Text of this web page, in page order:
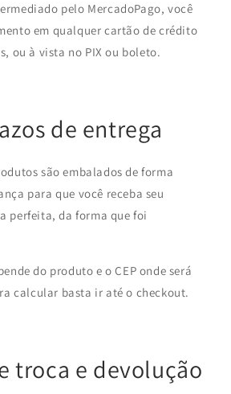
pelo MercadoPago, você
em qualquer cartão de crédito
ou à vista no PIX ou boleto.
de entrega
são embalados de forma
para que você receba seu
perfeita, da forma que foi
do produto e o CEP onde será
calcular basta ir até o checkout.
troca e devolução